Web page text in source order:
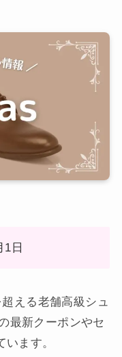
1日
える老舗高級シュ
最新クーポンやセ
ます。